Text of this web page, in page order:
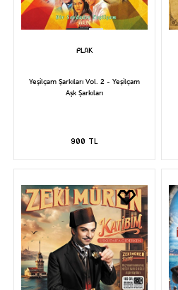
Yeşilçam Şarkıları Vol. 2 - Yeşilçam
Aşk Şarkıları
900 TL